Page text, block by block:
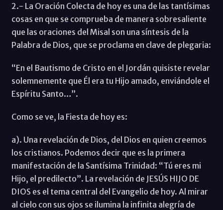
2.- La Oración Colecta de hoy es una de las tantísimas
cosas en que se comprueba de manera sobresaliente
que las oraciones del Misal son una síntesis de la
Palabra de Dios, que se proclama en clave de plegaria:
“En el Bautismo de Cristo en el Jordán quisiste revelar
solemnemente que Él era tu Hijo amado, enviándole el
Espíritu Santo…”.
Como se ve, la Fiesta de hoy es:
a). Una revelación de Dios, del Dios en quien creemos
los cristianos. Podemos decir que es la primera
manifestación de la Santísima Trinidad: “Tú eres mi
Hijo, el predilecto”. La revelación de JESÚS HIJO DE
DIOS es el tema central del Evangelio de hoy. Al mirar
al cielo con sus ojos se ilumina la infinita alegría de